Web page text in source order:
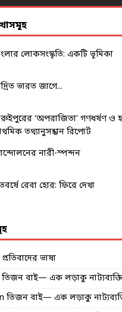
লোকসংস্কৃতি: একটি ভূমিকা
ভারত জাগে...
‘অপরাজিতা’ গণধর্ষণ ও
তথ্যানুসন্ধান রিপোর্ট
নারী-স্পন্দন
রেবা হোর: ফিরে দেখা
প্রতিবাদের ভাষা
তিজন বাই— এক লড়াকু
তিজন বাই— এক লড়াকু